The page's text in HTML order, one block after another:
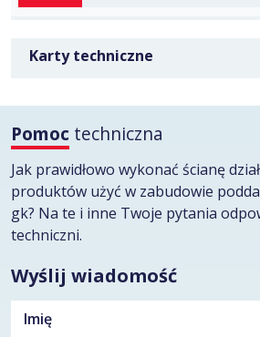
Karty techniczne
Pomoc techniczna
Jak prawidłowo wykonać ścianę
produktów użyć w zabudowie
gk? Na te i inne Twoje pytania
techniczni.
Wyślij wiadomość